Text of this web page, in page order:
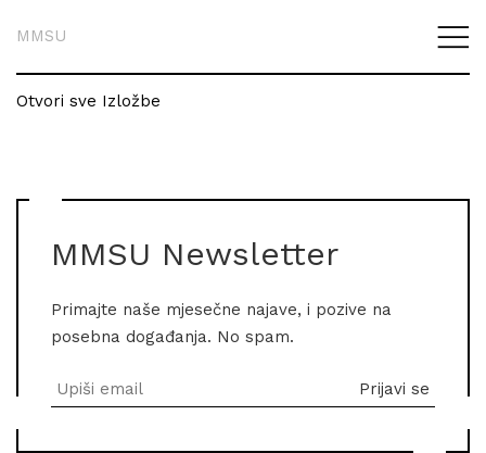
MMSU
Otvori sve Izložbe
MMSU Newsletter
Primajte naše mjesečne najave, i pozive na
posebna događanja. No spam.